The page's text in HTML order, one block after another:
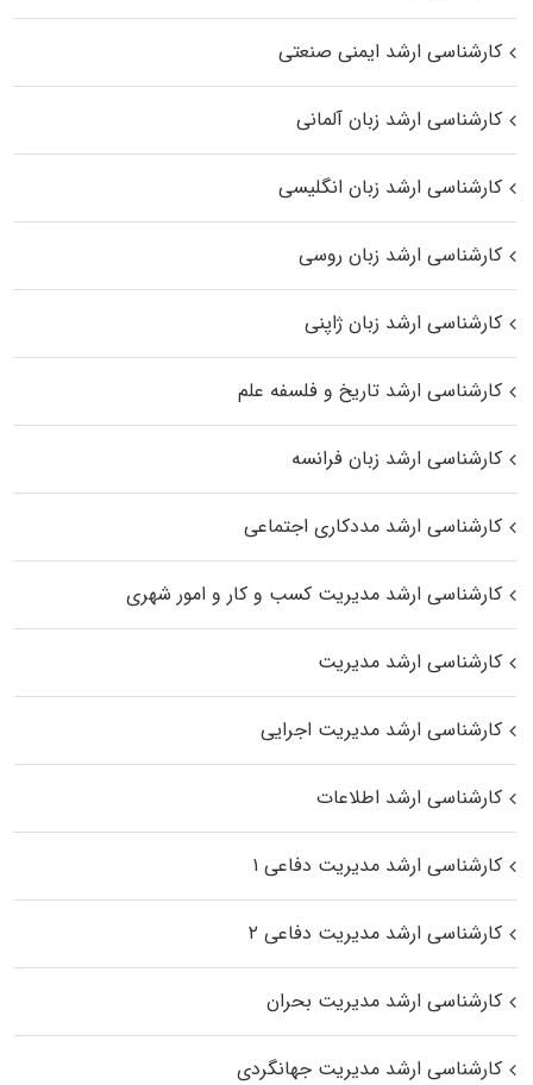
کارشناسی ارشد ایمنی صنعتی
کارشناسی ارشد زبان آلمانی
کارشناسی ارشد زبان انگلیسی
کارشناسی ارشد زبان روسی
کارشناسی ارشد زبان ژاپنی
کارشناسی ارشد تاریخ و فلسفه علم
کارشناسی ارشد زبان فرانسه
کارشناسی ارشد مددکاری اجتماعی
کارشناسی ارشد مدیریت کسب و کار و امور شهری
کارشناسی ارشد مدیریت
کارشناسی ارشد مدیریت اجرایی
کارشناسی ارشد اطلاعات
کارشناسی ارشد مدیریت دفاعی ۱
کارشناسی ارشد مدیریت دفاعی ۲
کارشناسی ارشد مدیریت بحران
کارشناسی ارشد مدیریت جهانگردی